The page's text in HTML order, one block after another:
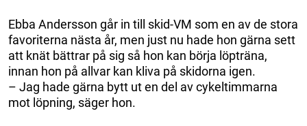
Ebba Andersson går in till skid-VM som en av de stora
favoriterna nästa år, men just nu hade hon gärna sett
att knät bättrar på sig så hon kan börja löpträna,
innan hon på allvar kan kliva på skidorna igen.
– Jag hade gärna bytt ut en del av cykeltimmarna
mot löpning, säger hon.